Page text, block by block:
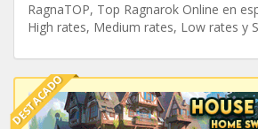
RagnaTOP, Top Ragnarok Online en
High rates, Medium rates, Low rates y
DESTACADO